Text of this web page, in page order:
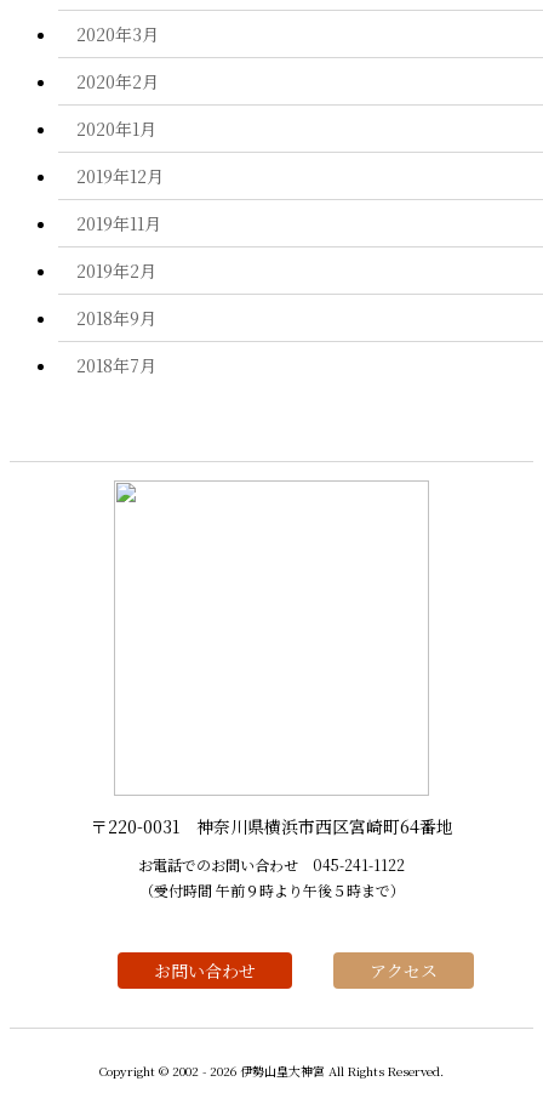
2020年3月
2020年2月
2020年1月
2019年12月
2019年11月
2019年2月
2018年9月
2018年7月
〒220-0031 神奈川県横浜市西区宮崎町64番地
お電話でのお問い合わせ 045-241-1122
（受付時間 午前９時より午後５時まで）
お問い合わせ アクセス
Copyright © 2002 - 2026 伊勢山皇大神宮 All Rights Reserved.